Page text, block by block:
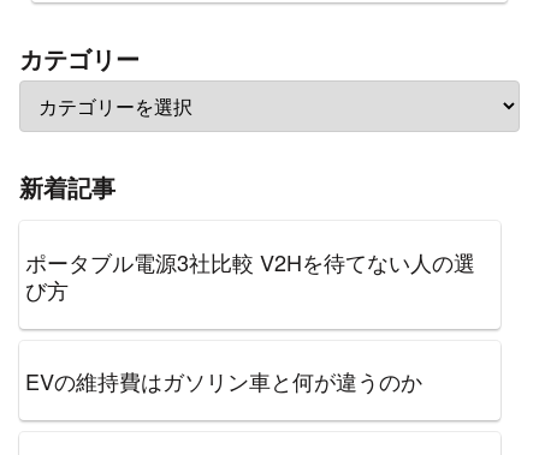
カテゴリー
新着記事
ポータブル電源3社比較 V2Hを待てない人の選
び方
EVの維持費はガソリン車と何が違うのか